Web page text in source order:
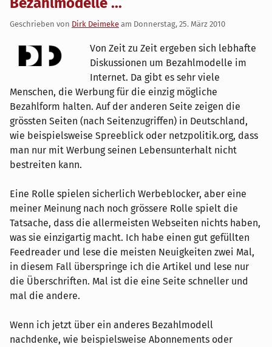
Geschrieben von Dirk Deimeke am Donnerstag, 25. März 2010
Von Zeit zu Zeit ergeben sich lebhafte
Diskussionen um Bezahlmodelle im
Internet. Da gibt es sehr viele
Menschen, die Werbung für die einzig mögliche
Bezahlform halten. Auf der anderen Seite zeigen die
grössten Seiten (nach Seitenzugriffen) in Deutschland,
wie beispielsweise Spreeblick oder netzpolitik.org, dass
man nur mit Werbung seinen Lebensunterhalt nicht
bestreiten kann.
Eine Rolle spielen sicherlich Werbeblocker, aber eine
meiner Meinung nach noch grössere Rolle spielt die
Tatsache, dass die allermeisten Webseiten nichts haben,
was sie einzigartig macht. Ich habe einen gut gefüllten
Feedreader und lese die meisten Neuigkeiten zwei Mal,
in diesem Fall überspringe ich die Artikel und lese nur
die Überschriften. Mal ist die eine Seite schneller und
mal die andere.
Wenn ich jetzt über ein anderes Bezahlmodell
nachdenke, wie beispielsweise Abonnements oder